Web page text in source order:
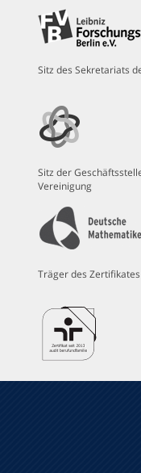
Sitz des Sekretariats
Sitz der
Vereinigung
Träger des